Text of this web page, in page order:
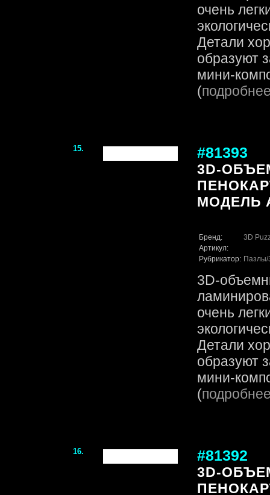
очень
Детали
образуют
мини-
(
15. #81393
3D-
МОДЕЛЬ
Бренд:
3D
Артикул:
Рубрикатор: Пазлы/
3D-
очень
Детали
образуют
мини-
(
16. #81392
3D-